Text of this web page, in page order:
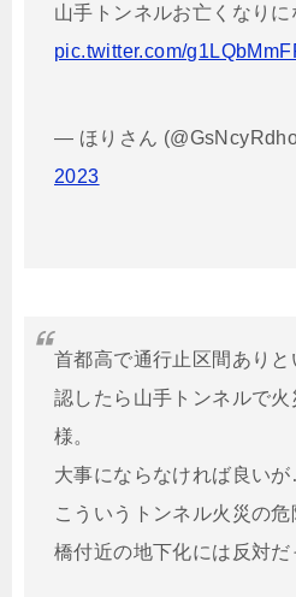
山手トンネルお亡くなり
pic.twitter.com/
— ほりさん
2023
首都高で通行止区間あり
認したら山手トンネルで
様。
大事にならなければ良い
こういうトンネル火災の
橋付近の地下化には反対だ